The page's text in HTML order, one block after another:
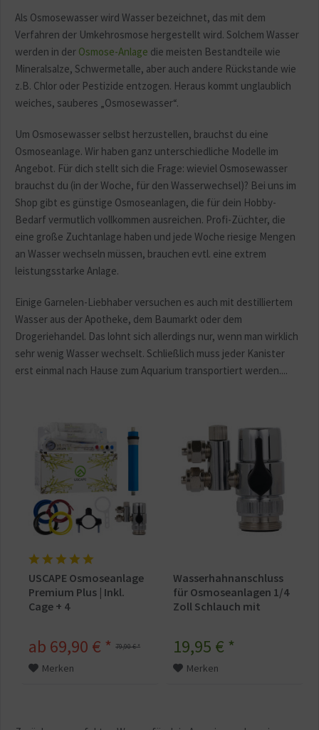
Als Osmosewasser wird Wasser bezeichnet, das mit dem
Verfahren der Umkehrosmose hergestellt wird. Solchem Wasser
werden in der Osmose-Anlage die meisten Bestandteile wie
Mineralsalze, Schwermetalle, aber auch andere Rückstande wie
z.B. Chlor oder Pestizide entzogen. Heraus kommt unglaublich
weiches, sauberes „Osmosewasser“.
Um Osmosewasser selbst herzustellen, brauchst du eine
Osmoseanlage. Wir haben ganz unterschiedliche Modelle im
Angebot. Für dich stellt sich die Frage: wieviel Osmosewasser
brauchst du (in der Woche, für den Wasserwechsel)? Bei uns im
Shop gibt es günstige Osmoseanlagen, die für dein Hobby-
Bedarf vermutlich vollkommen ausreichen. Profi-Züchter, die
eine große Zuchtanlage haben und jede Woche riesige Mengen
an Wasser wechseln müssen, brauchen evtl. eine extrem
leistungsstarke Anlage.
Einige Garnelen-Liebhaber versuchen es auch mit destilliertem
Wasser aus der Apotheke, dem Baumarkt oder dem
Drogeriehandel. Das lohnt sich allerdings nur, wenn man wirklich
sehr wenig Wasser wechselt. Schließlich muss jeder Kanister
erst einmal nach Hause zum Aquarium transportiert werden....
USCAPE Osmoseanlage
Premium Plus | Inkl.
Cage + 4
79,90 € *
ab 69,90 € *
Merken
Wasserhahnanschluss
für Osmoseanlagen 1/4
Zoll Schlauch mit
19,95 € *
Merken